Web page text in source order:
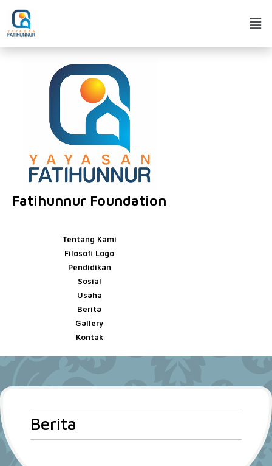
Fatihunnur Foundation
Tentang Kami
Filosofi Logo
Pendidikan
Sosial
Usaha
Berita
Gallery
Kontak
Berita